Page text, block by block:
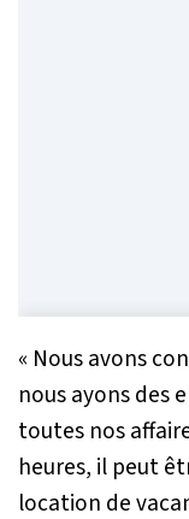
« Nous avons
nous ayons des
toutes nos
heures, il peut
location de